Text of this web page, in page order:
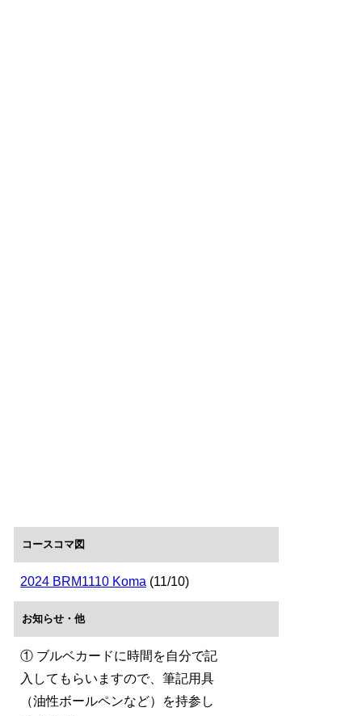
コースコマ図
2024 BRM1110 Koma (11/10)
お知らせ・他
① ブルベカードに時間を自分で記
入してもらいますので、筆記用具
（油性ボールペンなど）を持参し